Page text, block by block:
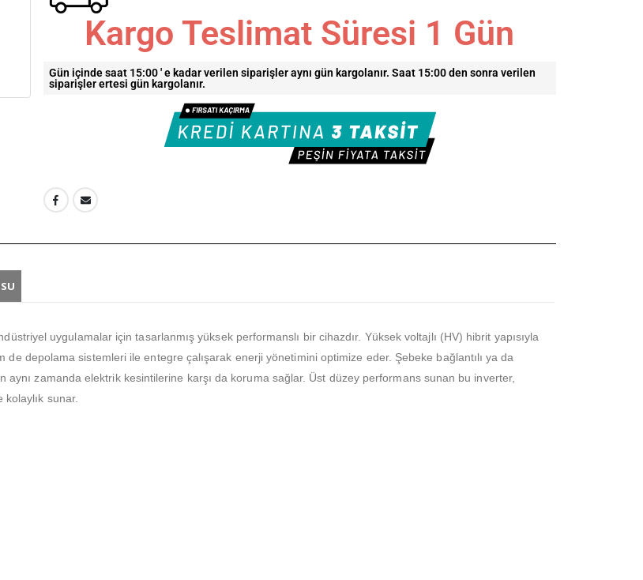
Kargo Teslimat Süresi 1 Gün
Gün içinde saat 15:00 ' e kadar verilen siparişler aynı gün kargolanır. Saat 15:00 den sonra verilen
siparişler ertesi gün kargolanır.
uygulamalar için tasarlanmış yüksek performanslı bir cihazdır. Yüksek voltajlı (HV) hibrit yapısıyla
depolama sistemleri ile entegre çalışarak enerji yönetimini optimize eder. Şebeke bağlantılı ya da
aynı zamanda elektrik kesintilerine karşı da koruma sağlar. Üst düzey performans sunan bu inverter,
sunar.